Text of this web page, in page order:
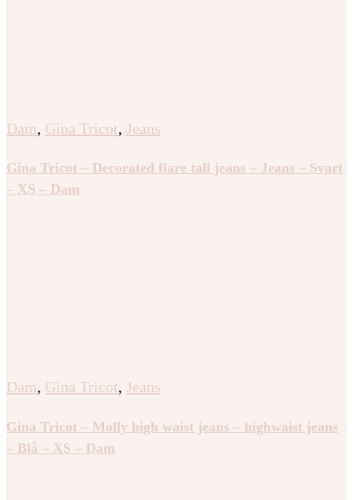
Dam, Gina Tricot, Jeans
Gina Tricot – Decorated flare tall jeans – Jeans – Svart
– XS – Dam
Dam, Gina Tricot, Jeans
Gina Tricot – Molly high waist jeans – highwaist jeans
– Blå – XS – Dam